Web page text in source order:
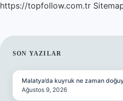
https://topfollow.com.tr
SIDEBAR
SON YAZILAR
Malatya’da kuyruk ne zaman
Ağustos 9, 2026